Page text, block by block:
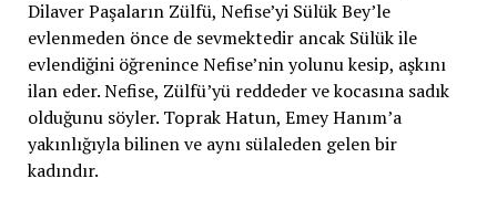
Dilaver Paşaların Zülfü, Nefise’yi Sülük Bey’le
evlenmeden önce de sevmektedir ancak Sülük ile
evlendiğini öğrenince Nefise’nin yolunu kesip, aşkını
ilan eder. Nefise, Zülfü’yü reddeder ve kocasına sadık
olduğunu söyler. Toprak Hatun, Emey Hanım’a
yakınlığıyla bilinen ve aynı sülaleden gelen bir
kadındır.